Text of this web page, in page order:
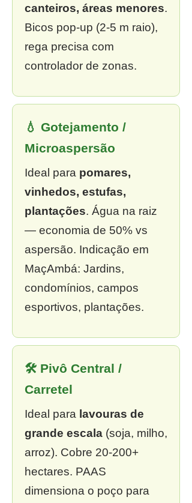
canteiros, áreas menores.
Bicos pop-up (2-5 m raio),
rega precisa com
controlador de zonas.
💧 Gotejamento /
Microaspersão
Ideal para pomares,
vinhedos, estufas,
plantações. Água na raiz
— economia de 50% vs
aspersão. Indicação em
MaçAmbá: Jardins,
condomínios, campos
esportivos, plantações.
🛠 Pivô Central /
Carretel
Ideal para lavouras de
grande escala (soja, milho,
arroz). Cobre 20-200+
hectares. PAAS
dimensiona o poço para